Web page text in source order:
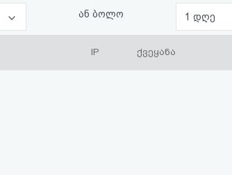
ან ბოლო 1 დღე
IP ქვეყანა